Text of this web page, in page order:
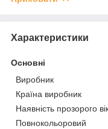
Характеристики
Основні
Виробник
Країна виробник
Наявність прозорого
Повнокольоровий